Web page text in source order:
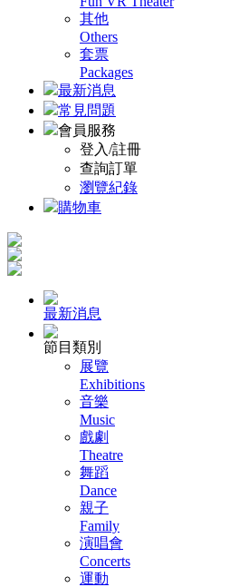
其他
Others
套票
Packages
最新消息
常見問題
會員服務
登入/註冊
查詢訂單
瀏覽紀錄
購物車
最新消息
節目類別
展覽
Exhibitions
音樂
Music
戲劇
Theatre
舞蹈
Dance
親子
Family
演唱會
Concerts
運動